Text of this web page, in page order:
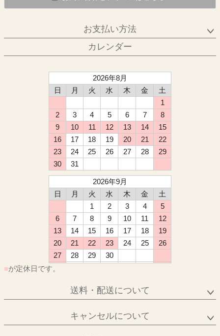
お支払い方法
カレンダー
2026年8月
日
月 火 水 木 金
土
1
2
3 4 5 6 7
8
9
10 11 12 13 14
15
16
17 18 19 20 21
22
23
24 25 26 27 28
29
30
31
2026年9月
日
月 火 水 木 金
土
1
2 3 4
5
6
7 8 9 10 11
12
13
14 15 16 17 18
19
20
21 22 23 24 25
26
27
28 29
30
■が定休日です。
送料・配送について
キャンセルについて